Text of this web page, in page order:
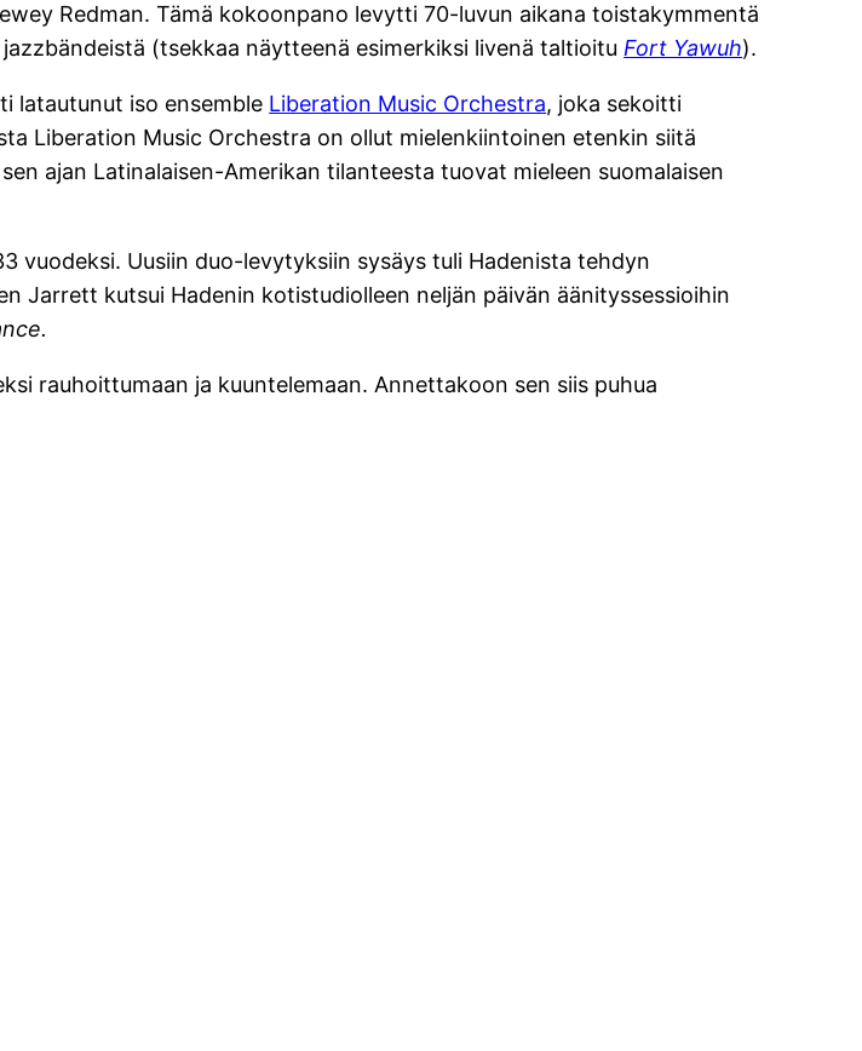
Redman. Tämä kokoonpano levytti 70-luvun aikana toistakymmentä
(tsekkaa näytteenä esimerkiksi livenä taltioitu Fort Yawuh).
latautunut iso ensemble Liberation Music Orchestra, joka sekoitti
Liberation Music Orchestra on ollut mielenkiintoinen etenkin siitä
ajan Latinalaisen-Amerikan tilanteesta tuovat mieleen suomalaisen
Uusiin duo-levytyksiin sysäys tuli Hadenista tehdyn
Jarrett kutsui Hadenin kotistudiolleen neljän päivän äänityssessioihin
rauhoittumaan ja kuuntelemaan. Annettakoon sen siis puhua